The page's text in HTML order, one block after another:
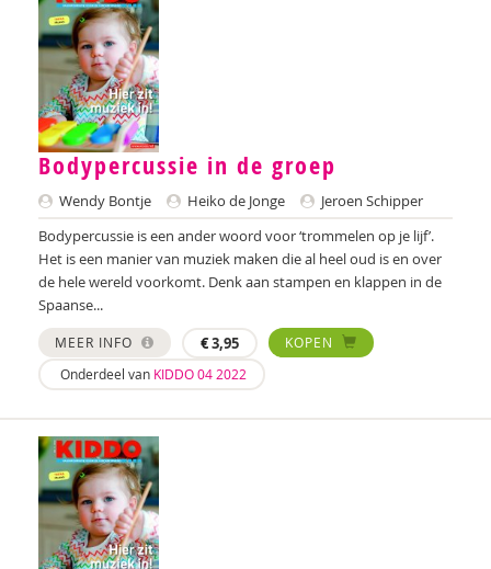
Paula Fikkert
Yolanda Geleynse
S. Gerards
Eline Geschiere
J. Gubbels
Jessica Gubbels
Janneke Hagenaar
Kim Hagens
Audrey van den Ham
Heleen Hamberg
L. Harms
Lisa Harms
Nienke van Heerde
Bodypercussie in de groep
Wendy Bontje Heiko de Jonge
Jeroen Schipper
Bodypercussie is een ander woord voor ‘trommelen op je lijf’.
Het is een manier van muziek maken die al heel oud is en over
de hele wereld voorkomt. Denk aan stampen en klappen in de
Spaanse...
MEER INFO €3,95
KOPEN
Onderdeel van KIDDO 04 2022